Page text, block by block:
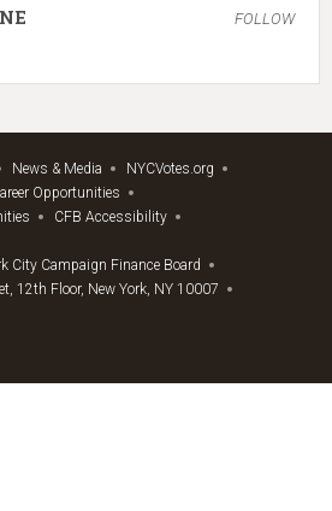
FOLLOW
News & Media
NYCVotes.org
Opportunities
CFB Accessibility
City Campaign Finance Board
12th Floor, New York, NY 10007